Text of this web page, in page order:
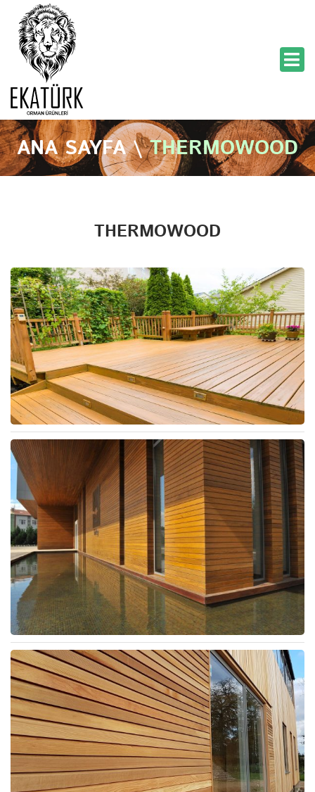
ANA SAYFA \ THERMOWOOD
THERMOWOOD